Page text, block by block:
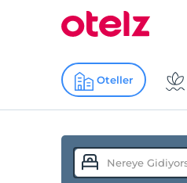
Oteller